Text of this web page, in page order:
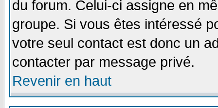
du forum. Celui-ci assigne en
groupe. Si vous êtes intéressé
votre seul contact est donc un
contacter par message privé.
Revenir en haut